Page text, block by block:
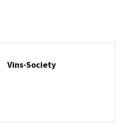
Vins-Society